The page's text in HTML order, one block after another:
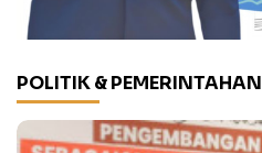
POLITIK & PEMERINTAHAN